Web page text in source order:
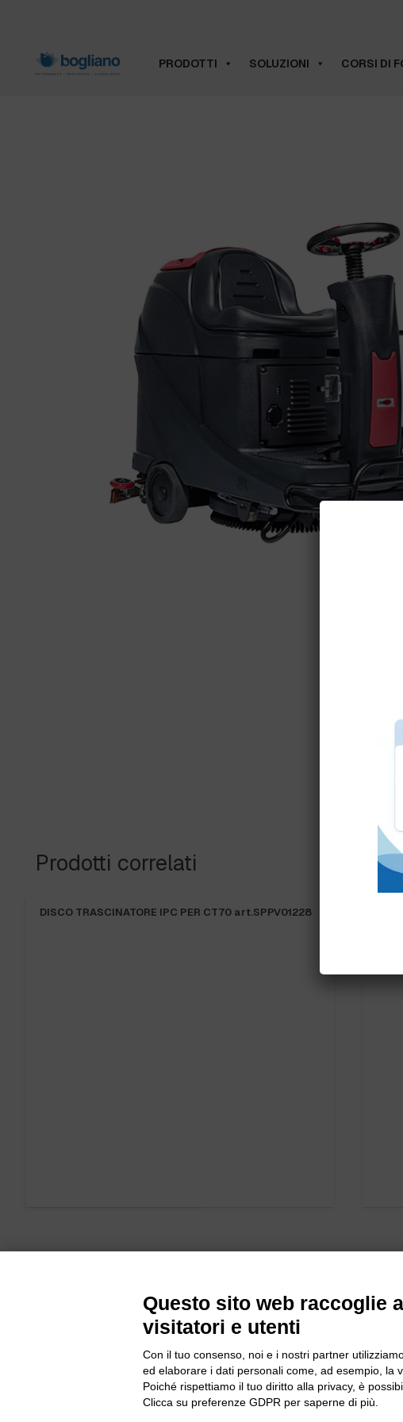
PRODOTTI SOLUZIONI CORSI DI
Prodotti correlati
SPAZZOLA POLVERE MT.0,40 diam.50 cod.6010052
Bogliano Srl
Strada Statale 231
Borgo San Martino
Questo sito web raccoglie
visitatori e utenti
Con il tuo consenso, noi e i nostri partner
ed elaborare i dati personali come, ad esempio, la
Poiché rispettiamo il tuo diritto alla privacy, è
Clicca su preferenze GDPR per saperne di più.